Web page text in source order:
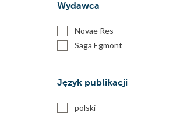
Wydawca
Novae Res
Saga Egmont
Język publikacji
polski